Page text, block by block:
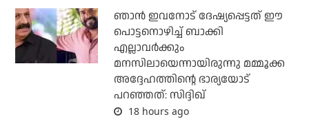
ഞാന്‍ ഇവനോട് ദേഷ്യപ്പെട്ടത് ഈ
പൊട്ടനൊഴിച്ച് ബാക്കി
എല്ലാവര്‍ക്കും
മനസിലായെന്നായിരുന്നു മമ്മൂക്ക
അദ്ദേഹത്തിന്റെ ഭാര്യയോട്
പറഞ്ഞത്: സിദ്ദിഖ്
18 hours ago